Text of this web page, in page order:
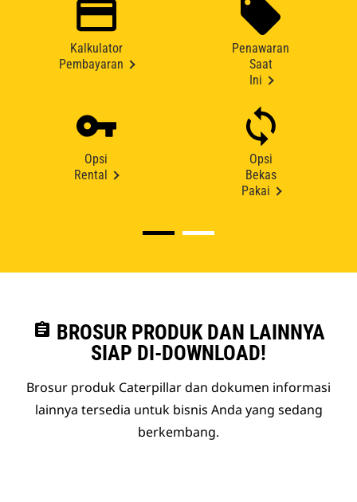
Kalkulator
Pembayaran
Penawaran
Saat
Ini
Opsi
Rental
Opsi
Bekas
Pakai
assignment BROSUR PRODUK DAN LAINNYA
SIAP DI-DOWNLOAD!
Brosur produk Caterpillar dan dokumen informasi
lainnya tersedia untuk bisnis Anda yang sedang
berkembang.